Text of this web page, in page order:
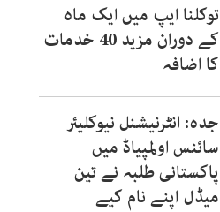
توکلنا ایپ میں ایک ماہ
کے دوران مزید 40 خدمات
کا اضافہ
جدہ: انٹرنیشنل نیوکلیئر
سائنس اولمپیاڈ میں
پاکستانی طلبہ نے تین
میڈل اپنے نام کیے